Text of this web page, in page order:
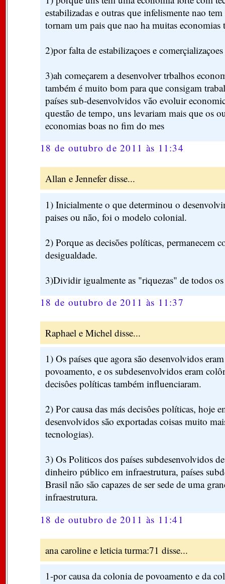
estabilizadas e outras que infelismente nao
tornam um pais que nao ha muitas economias
2)por falta de estabilizaçoes e
3)ah começarem a desenvolver trbalhos
também é muito bom para que consigam
países sub-desenvolvidos vão evoluir
questão de tempo, uns levariam mais que os
economias boas no fim do mes
18 de outubro de 2011 às 11:34
Allan e Jennefer disse...
1) Inicialmente o que determinou o
paises ou não, foi o modelo colonial.
2) Porque as decisões políticas, permanecem
desigualdade.
3)Dividir igualmente as "riquezas" de todos os
18 de outubro de 2011 às 11:37
Raphael e Michel disse...
1) Os países que agora são desenvolvidos
povoamento, e os subdesenvolvidos eram
decisôes políticas também influenciaram.
2) Por causa das más decisôes políticas, hoje
desenvolvidos são exportadas coisas muito
tecnologias).
3) Os Politicos dos países subdesenvolvidos
dinheiro público em infraestrutura, países
Brasil não são capazes de ser sede de uma
infraestrutura.
18 de outubro de 2011 às 11:41
ana caroline e leticia turma:71 disse...
1-por causa da colonia de povoamento e da